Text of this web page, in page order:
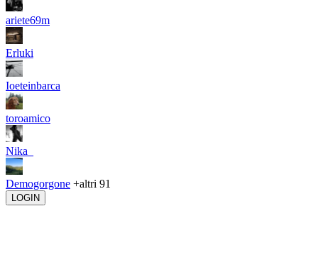
ariete69m
Erluki
Ioeteinbarca
toroamico
Nika_
Demogorgone +altri 91
LOGIN